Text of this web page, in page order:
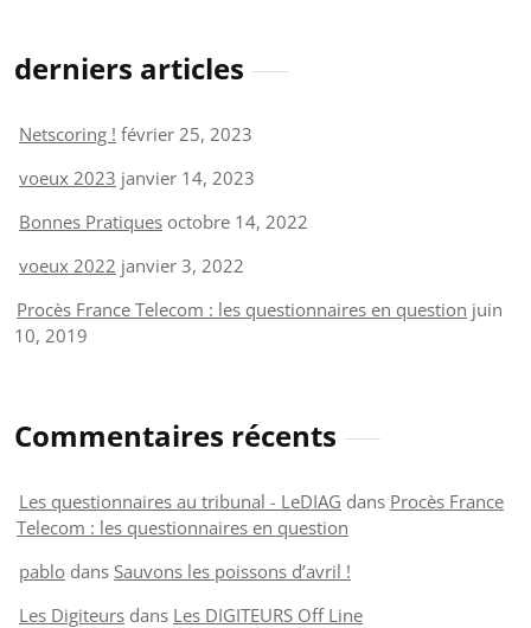
derniers articles
Netscoring ! février 25, 2023
voeux 2023 janvier 14, 2023
Bonnes Pratiques octobre 14, 2022
voeux 2022 janvier 3, 2022
Procès France Telecom : les questionnaires en question juin
10, 2019
Commentaires récents
Les questionnaires au tribunal - LeDIAG dans Procès France
Telecom : les questionnaires en question
pablo dans Sauvons les poissons d’avril !
Les Digiteurs dans Les DIGITEURS Off Line